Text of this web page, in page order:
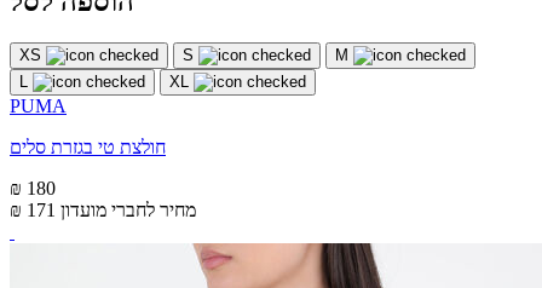
XS S
M
L
XL
PUMA
חולצת טי בגזרת סלים
₪ 180
₪ 171 מחיר לחברי מועדון